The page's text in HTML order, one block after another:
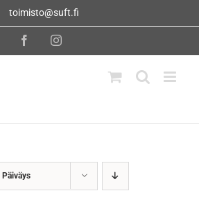
toimisto@suft.fi
FacebookInstagram
Päiväys